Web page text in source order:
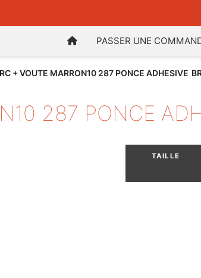
PASSER UNE
+ VOUTE MARRON10 287 PONCE ADHESIVE
287 PONCE
TAILLE